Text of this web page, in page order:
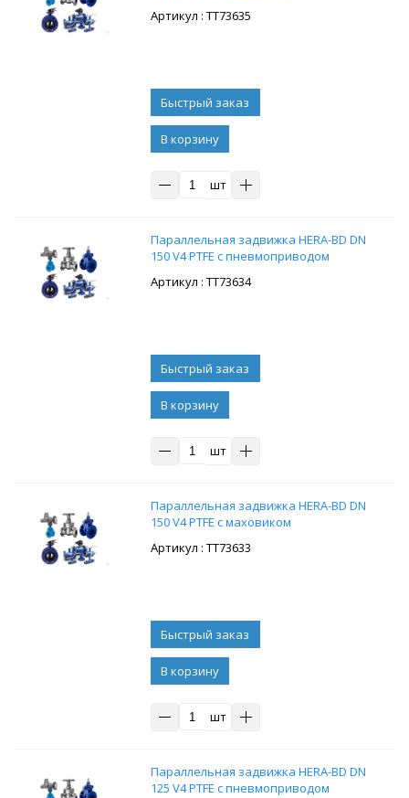
: ТТ73635
В корзину
шт
Параллельная задвижка HERA-BD DN
150 V4 PTFE с пневмоприводом
: ТТ73634
В корзину
шт
Параллельная задвижка HERA-BD DN
150 V4 PTFE с маховиком
: ТТ73633
В корзину
шт
Параллельная задвижка HERA-BD DN
125 V4 PTFE с пневмоприводом